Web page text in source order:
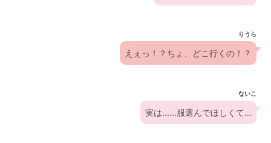
りうら
えぇっ！？ちょ、どこ行くの！？
ないこ
実は......服選んでほしくて...